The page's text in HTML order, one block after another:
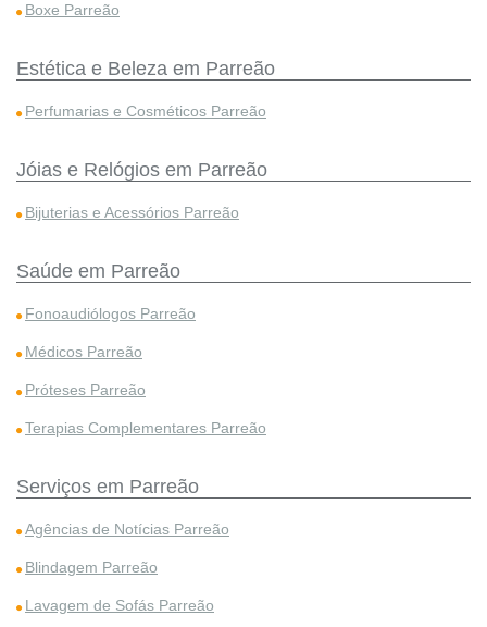
Boxe Parreão
Estética e Beleza em Parreão
Perfumarias e Cosméticos Parreão
Jóias e Relógios em Parreão
Bijuterias e Acessórios Parreão
Saúde em Parreão
Fonoaudiólogos Parreão
Médicos Parreão
Próteses Parreão
Terapias Complementares Parreão
Serviços em Parreão
Agências de Notícias Parreão
Blindagem Parreão
Lavagem de Sofás Parreão